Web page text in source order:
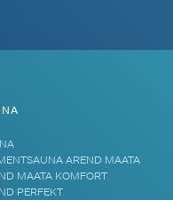
AREND MAATA
MAATA KOMFORT
PERFEKT